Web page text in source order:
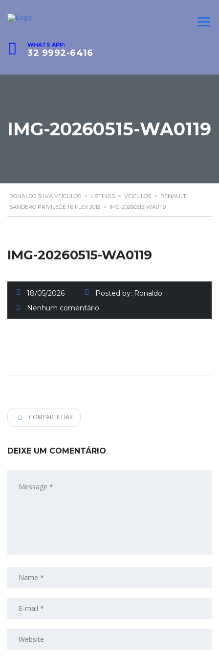
WHATS APP:
32 9992-6416
IMG-20260515-WA0119
RONALDO SILVA VEÍCULOS > LISTINGS > VEÍCULOS > RENAULT
SANDERO PRIVILEGE 1.6 FLEX 2012 > IMG-20260515-WA0119
IMG-20260515-WA0119
18/05/2026 Posted by: Ronaldo
Nenhum comentário
COMPARTILHAR
DEIXE UM COMENTÁRIO